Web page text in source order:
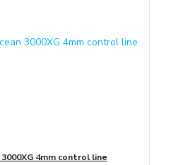
4mm control line